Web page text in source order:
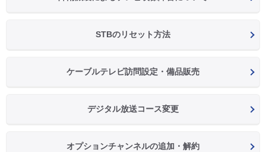
STBのリセット方法
ケーブルテレビ訪問設定・備品販売
デジタル放送コース変更
オプションチャンネルの追加・解約